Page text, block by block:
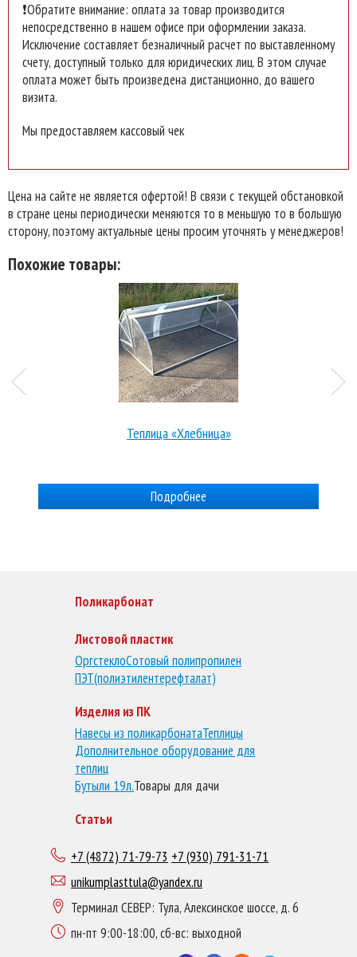
❗Обратите внимание: оплата за товар производится
непосредственно в нашем офисе при оформлении заказа.
Исключение составляет безналичный расчет по выставленному
счету, доступный только для юридических лиц. В этом случае
оплата может быть произведена дистанционно, до вашего
визита.
Мы предоставляем кассовый чек
Цена на сайте не является офертой! В связи с текущей обстановкой
в стране цены периодически меняются то в меньшую то в большую
сторону, поэтому актуальные цены просим уточнять у менеджеров!
Похожие товары:
Теплица «Хлебница»
Подробнее
Поликарбонат
Листовой пластик
ОргстеклоСотовый полипропилен
ПЭТ(полиэтилентерефталат)
Изделия из ПК
Навесы из поликарбонатаТеплицы
Дополнительное оборудование для
теплиц
Бутыли 19л.Товары для дачи
Статьи
+7 (4872) 71-79-73 +7 (930) 791-31-71
unikumplasttula@yandex.ru
Терминал СЕВЕР: Тула, Алексинское шоссе, д. 6
пн-пт 9:00-18:00, сб-вс: выходной